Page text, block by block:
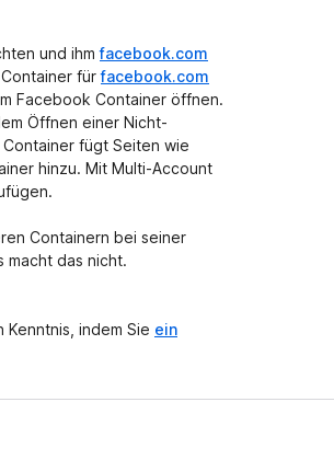
und ihmfacebook.com
Container fürfacebook.com
Facebook Container öffnen.
Öffnen einer Nicht-
fügt Seiten wie
hinzu. Mit Multi-Account
Containern bei seiner
macht das nicht.
indem Sie ein